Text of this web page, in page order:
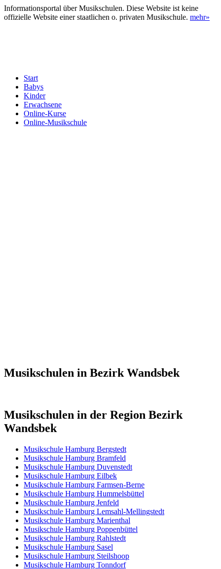
Informationsportal über Musikschulen. Diese Website ist keine
offizielle Website einer staatlichen o. privaten Musikschule. mehr»
Start
Babys
Kinder
Erwachsene
Online-Kurse
Online-Musikschule
Musikschulen in Bezirk Wandsbek
Musikschulen in der Region Bezirk
Wandsbek
Musikschule Hamburg Bergstedt
Musikschule Hamburg Bramfeld
Musikschule Hamburg Duvenstedt
Musikschule Hamburg Eilbek
Musikschule Hamburg Farmsen-Berne
Musikschule Hamburg Hummelsbüttel
Musikschule Hamburg Jenfeld
Musikschule Hamburg Lemsahl-Mellingstedt
Musikschule Hamburg Marienthal
Musikschule Hamburg Poppenbüttel
Musikschule Hamburg Rahlstedt
Musikschule Hamburg Sasel
Musikschule Hamburg Steilshoop
Musikschule Hamburg Tonndorf